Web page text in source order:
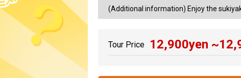
(Additional information) Enjoy the
Tour Price 12,900yen ~